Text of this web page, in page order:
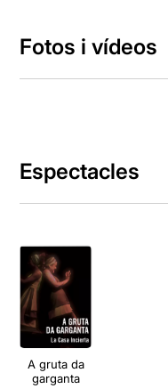
Fotos i vídeos
Espectacles
A gruta da
garganta